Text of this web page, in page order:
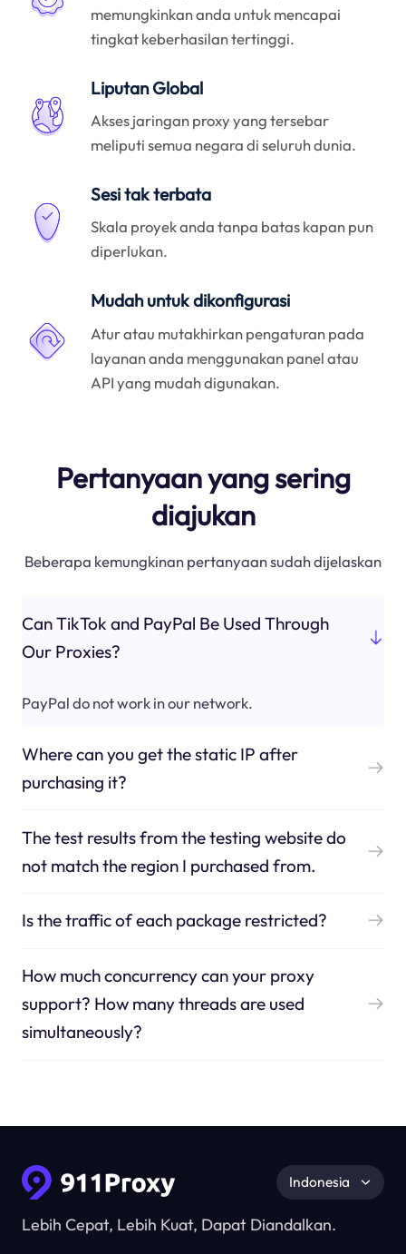
memungkinkan anda untuk mencapai
tingkat keberhasilan tertinggi.
Liputan Global
Akses jaringan proxy yang tersebar
meliputi semua negara di seluruh dunia.
Sesi tak terbata
Skala proyek anda tanpa batas kapan pun
diperlukan.
Mudah untuk dikonfigurasi
Atur atau mutakhirkan pengaturan pada
layanan anda menggunakan panel atau
API yang mudah digunakan.
Pertanyaan yang sering
diajukan
Beberapa kemungkinan pertanyaan sudah dijelaskan
Can TikTok and PayPal Be Used Through
Our Proxies?
PayPal do not work in our network.
Where can you get the static IP after
purchasing it?
The test results from the testing website do
not match the region I purchased from.
Is the traffic of each package restricted?
How much concurrency can your proxy
support? How many threads are used
simultaneously?
Lebih Cepat, Lebih Kuat, Dapat Diandalkan.
Indonesia